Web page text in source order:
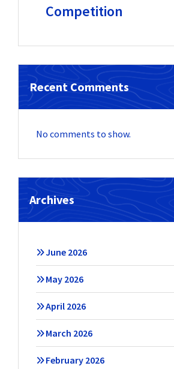
Competition
Recent Comments
No comments to show.
Archives
June 2026
May 2026
April 2026
March 2026
February 2026